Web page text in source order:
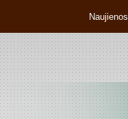
Naujienos